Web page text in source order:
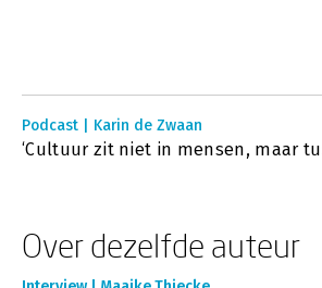
Podcast | Karin de Zwaan
‘Cultuur zit niet in mensen, maar
Over dezelfde auteur